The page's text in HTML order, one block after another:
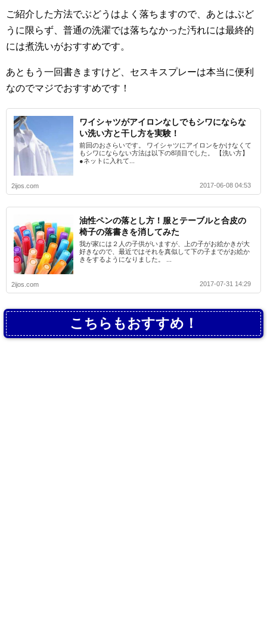
ご紹介した方法でぶどうはよく落ちますので、あとはぶど
うに限らず、普通の洗濯では落ちなかった汚れには最終的
には煮洗いがおすすめです。
あともう一回書きますけど、セスキスプレーは本当に便利
なのでマジでおすすめです！
ワイシャツがアイロンなしでもシワにならな
い洗い方と干し方を実験！
前回のおさらいです。 ワイシャツにアイロンをかけなくて
もシワにならない方法は以下の8項目でした。 【洗い方】
●ネットに入れて...
2ijos.com 2017-06-08 04:53
油性ペンの落とし方！服とテーブルと合皮の
椅子の落書きを消してみた
我が家には２人の子供がいますが、上の子がお絵かきが大
好きなので、最近ではそれを真似して下の子までがお絵か
きをするようになりました。 ...
2ijos.com 2017-07-31 14:29
こちらもおすすめ！